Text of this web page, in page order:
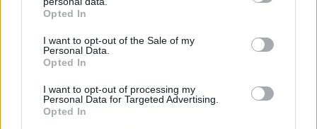
grant or deny consent to Google and its third-party tags to
use your data for below specified purposes in below Google
consent section.
Opted In
I want to opt-out of the Sale of my
Personal Data.
Opted In
I want to opt-out of processing my
Personal Data for Targeted Advertising.
Opted In